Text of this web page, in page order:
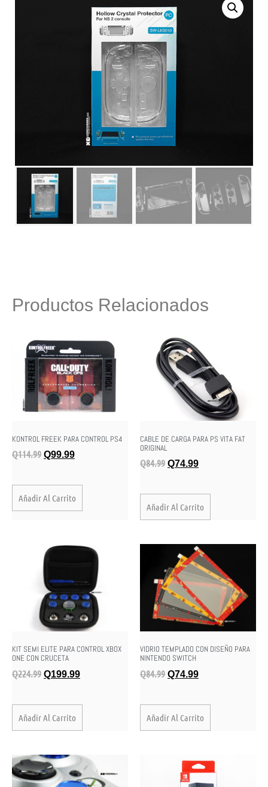
Productos Relacionados
KONTROL FREEK PARA CONTROL PS4
Q114.99 Q99.99
Añadir Al Carrito
CABLE DE CARGA PARA PS VITA FAT
ORIGINAL
Q84.99 Q74.99
Añadir Al Carrito
KIT SEMI ELITE PARA CONTROL XBOX
ONE CON CRUCETA
Q224.99 Q199.99
Añadir Al Carrito
VIDRIO TEMPLADO CON DISEÑO PARA
NINTENDO SWITCH
Q84.99 Q74.99
Añadir Al Carrito